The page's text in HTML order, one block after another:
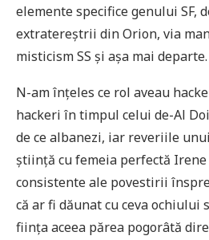
elemente specifice genului SF,
extratereștrii din Orion, via
misticism SS și așa mai departe.
N-am înțeles ce rol aveau
hackeri în timpul celui de-Al
de ce albanezi, iar reveriile
știință cu femeia perfectă Irene
consistente ale povestirii
că ar fi dăunat cu ceva ochiului
ființa aceea părea pogorâtă